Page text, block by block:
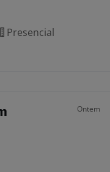
Presencial
Ontem